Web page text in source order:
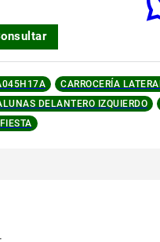
CARROCERÍA
DELANTERO IZQUIERDO